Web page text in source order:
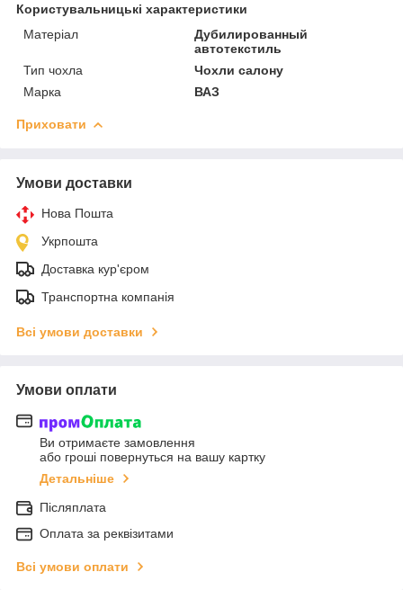
Користувальницькі характеристики
Матеріал
Дубилированный
автотекстиль
Тип чохла
Чохли салону
Марка
ВАЗ
Приховати
Умови доставки
Нова Пошта
Укрпошта
Доставка кур'єром
Транспортна компанія
Всі умови доставки
Умови оплати
Ви отримаєте замовлення
або гроші повернуться на вашу картку
Детальніше
Післяплата
Оплата за реквізитами
Всі умови оплати